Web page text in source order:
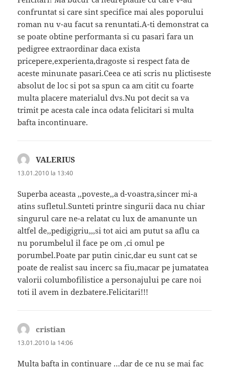
confruntat si care sint specifice mai ales poporului
roman nu v-au facut sa renuntati.A-ti demonstrat ca
se poate obtine performanta si cu pasari fara un
pedigree extraordinar daca exista
pricepere,experienta,dragoste si respect fata de
aceste minunate pasari.Ceea ce ati scris nu plictiseste
absolut de loc si pot sa spun ca am citit cu foarte
multa placere materialul dvs.Nu pot decit sa va
trimit pe acesta cale inca odata felicitari si multa
bafta incontinuare.
VALERIUS
13.01.2010 la 13:40
Superba aceasta ,,poveste,,a d-voastra,sincer mi-a
atins sufletul.Sunteti printre singurii daca nu chiar
singurul care ne-a relatat cu lux de amanunte un
altfel de,,pedigigriu,,,si tot aici am putut sa aflu ca
nu porumbelul il face pe om ,ci omul pe
porumbel.Poate par putin cinic,dar eu sunt cat se
poate de realist sau incerc sa fiu,macar pe jumatatea
valorii columbofilistice a personajului pe care noi
toti il avem in dezbatere.Felicitari!!!
cristian
13.01.2010 la 14:06
Multa bafta in continuare …dar de ce nu se mai fac